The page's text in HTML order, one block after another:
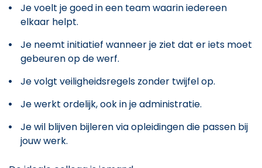
Je voelt je goed in een team waarin iedereen
elkaar helpt.
Je neemt initiatief wanneer je ziet dat er iets moet
gebeuren op de werf.
Je volgt veiligheidsregels zonder twijfel op.
Je werkt ordelijk, ook in je administratie.
Je wil blijven bijleren via opleidingen die passen bij
jouw werk.